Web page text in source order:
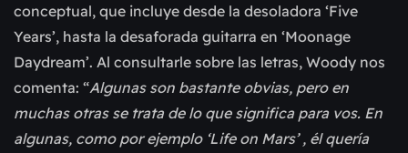
conceptual, que incluye desde la desoladora ‘Five
Years’, hasta la desaforada guitarra en ‘Moonage
Daydream’. Al consultarle sobre las letras, Woody nos
comenta: “Algunas son bastante obvias, pero en
muchas otras se trata de lo que significa para vos. En
algunas, como por ejemplo ‘Life on Mars’ , él quería